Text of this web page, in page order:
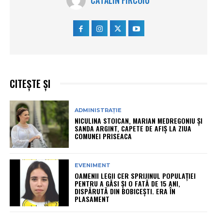
CITEȘTE ȘI
ADMINISTRAȚIE
NICULINA STOICAN, MARIAN MEDREGONIU ȘI
SANDA ARGINT, CAPETE DE AFIȘ LA ZIUA
COMUNEI PRISEACA
EVENIMENT
OAMENII LEGII CER SPRIJINUL POPULAȚIEI
PENTRU A GĂSI ȘI O FATĂ DE 15 ANI,
DISPĂRUTĂ DIN BOBICEȘTI. ERA ÎN
PLASAMENT